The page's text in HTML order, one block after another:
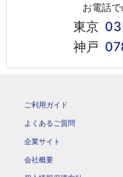
お電話
東京
神戸
ご利用ガイド
よくあるご質問
企業サイト
会社概要